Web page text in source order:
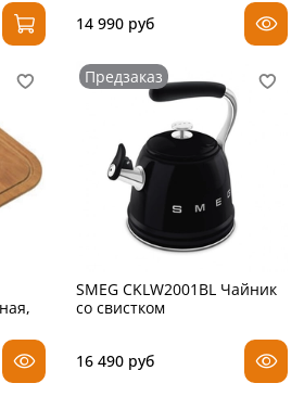
14 990 руб
Предзаказ
SMEG CKLW2001BL Чайник
со свистком
16 490 руб